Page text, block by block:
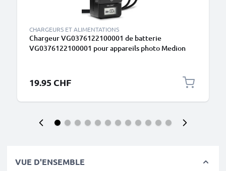
CHARGEURS ET ALIMENTATIONS
Chargeur VG0376122100001 de batterie
VG0376122100001 pour appareils photo Medion
19.95 CHF
VUE D'ENSEMBLE